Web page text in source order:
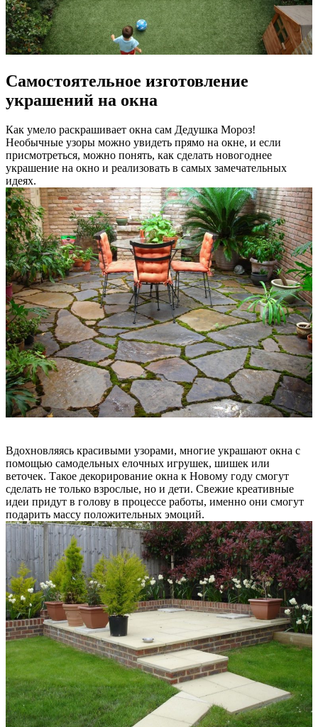
Самостоятельное изготовление
украшений на окна
Как умело раскрашивает окна сам Дедушка Мороз!
Необычные узоры можно увидеть прямо на окне, и если
присмотреться, можно понять, как сделать новогоднее
украшение на окно и реализовать в самых замечательных
идеях.
Вдохновляясь красивыми узорами, многие украшают окна с
помощью самодельных елочных игрушек, шишек или
веточек. Такое декорирование окна к Новому году смогут
сделать не только взрослые, но и дети. Свежие креативные
идеи придут в голову в процессе работы, именно они смогут
подарить массу положительных эмоций.